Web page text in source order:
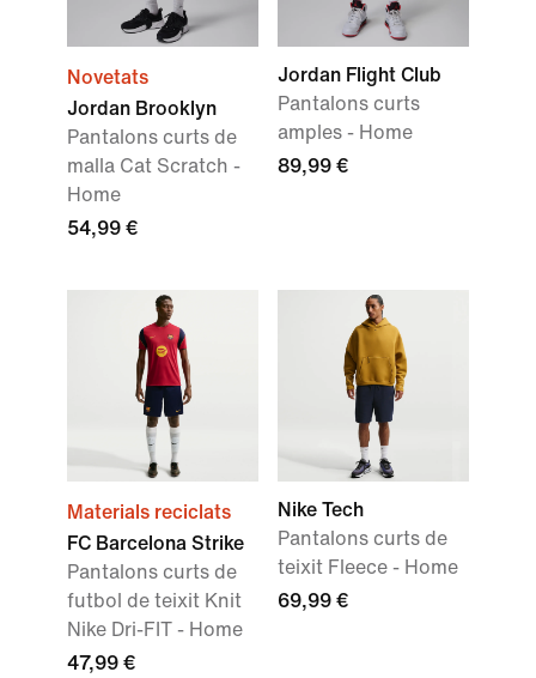
Novetats
Jordan Brooklyn
Pantalons curts de
malla Cat Scratch -
Home
54,99 €
Jordan Flight Club
Pantalons curts
amples - Home
89,99 €
Materials reciclats
FC Barcelona Strike
Pantalons curts de
futbol de teixit Knit
Nike Dri-FIT - Home
47,99 €
Nike Tech
Pantalons curts de
teixit Fleece - Home
69,99 €